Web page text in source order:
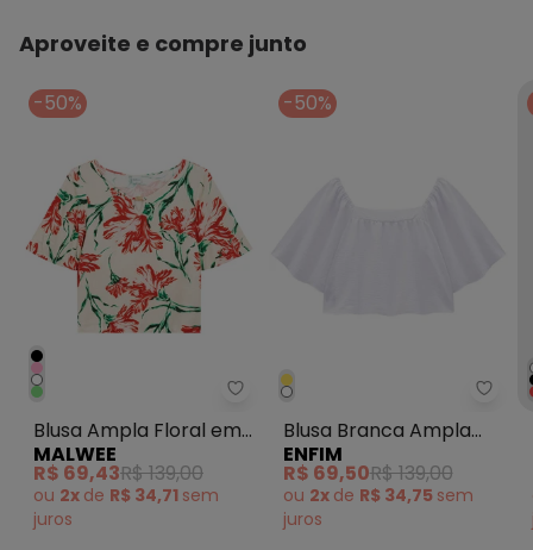
Aproveite e compre junto
-50%
Malwee - Blusa Ampla Floral
Blusa Ampla Floral em
Viscose Branco
MALWEE
R$ 69,43R$ 139,00
ou 2x de R$ 34,71 sem
juros
-50%
Blusa Branca Ampla
em Jacquard
ENFIM
R$ 69,50R$ 139,00
ou 2x de R$ 34,75 sem
juros